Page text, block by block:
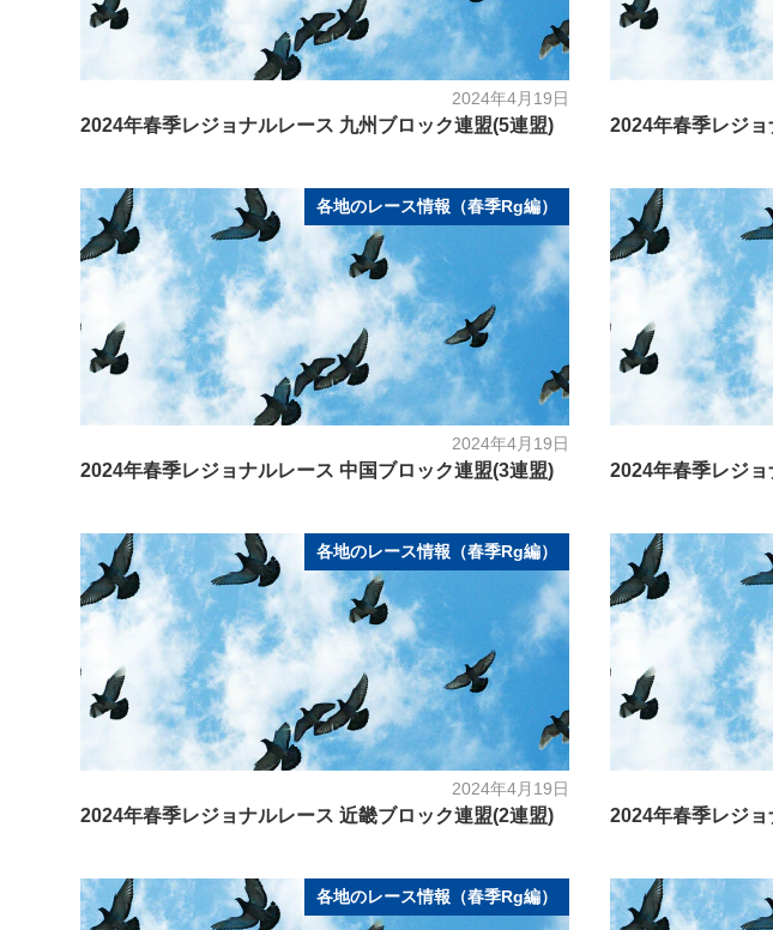
2024年4月19日
2024年春季レジョナルレース 九州ブロック連盟(5連盟) 2024年春季レジ
各地のレース情報（春季Rg編）
2024年4月19日
2024年春季レジョナルレース 中国ブロック連盟(3連盟) 2024年春季レジ
各地のレース情報（春季Rg編）
2024年4月19日
2024年春季レジョナルレース 近畿ブロック連盟(2連盟) 2024年春季レジ
各地のレース情報（春季Rg編）